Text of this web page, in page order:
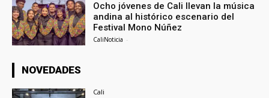
Ocho jóvenes de Cali llevan la música
andina al histórico escenario del
Festival Mono Núñez
CaliNoticia -
NOVEDADES
Cali